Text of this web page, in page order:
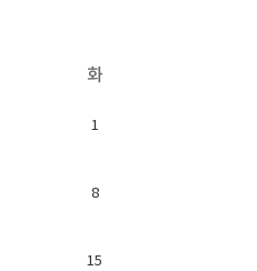
화
1
8
15